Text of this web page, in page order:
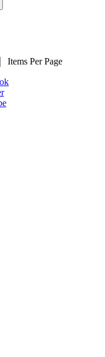
Items Per Page